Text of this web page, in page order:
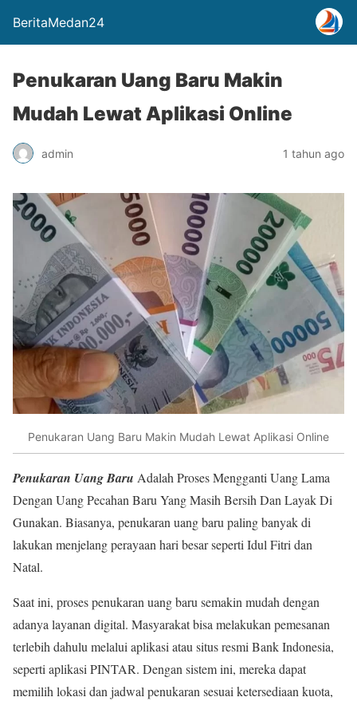
BeritaMedan24
Penukaran Uang Baru Makin
Mudah Lewat Aplikasi Online
admin 1 tahun ago
Penukaran Uang Baru Makin Mudah Lewat Aplikasi Online
Penukaran Uang Baru Adalah Proses Mengganti Uang Lama
Dengan Uang Pecahan Baru Yang Masih Bersih Dan Layak Di
Gunakan. Biasanya, penukaran uang baru paling banyak di
lakukan menjelang perayaan hari besar seperti Idul Fitri dan
Natal.
Saat ini, proses penukaran uang baru semakin mudah dengan
adanya layanan digital. Masyarakat bisa melakukan pemesanan
terlebih dahulu melalui aplikasi atau situs resmi Bank Indonesia,
seperti aplikasi PINTAR. Dengan sistem ini, mereka dapat
memilih lokasi dan jadwal penukaran sesuai ketersediaan kuota,